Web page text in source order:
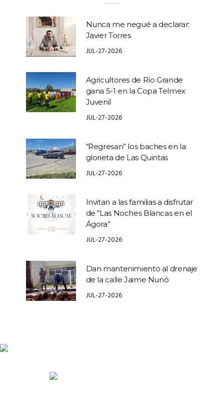
Nunca me negué a declarar:
Javier Torres
JUL-27-2026
Agricultores de Río Grande
gana 5-1 en la Copa Telmex
Juvenil
JUL-27-2026
“Regresan” los baches en la
glorieta de Las Quintas
JUL-27-2026
Invitan a las familias a disfrutar
de “Las Noches Blancas en el
Ágora”
JUL-27-2026
Dan mantenimiento al drenaje
de la calle Jaime Nunó
JUL-27-2026